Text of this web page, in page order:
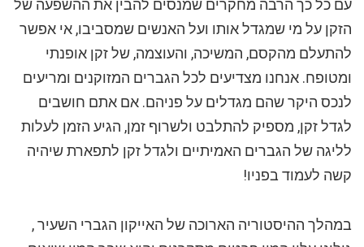
עם כל כך הרבה מחקרים שמנסים להבין את ההשפעה של
הזקן על מי שמגדל אותו ועל האנשים שמסביבו, אי אפשר
להתעלם מהקסם, המשיכה, והעוצמה, של זקן אופנתי
ומטופח. אנחנו מצדיעים לכל הגברים המזוקנים ומריעים
לנכס היקר שהם מגדלים על פניהם. אם אתם חושבים
לגדל זקן, מספיק להתלבט ולשרוף זמן, הגיע הזמן לעלות
לליגה של הגברים האמיתיים ולגדל זקן לתפארת שיהיה
קשה לעמוד בפניו!
במהלך ההיסטוריה הארוכה של האייקון הגברי השעיר ,